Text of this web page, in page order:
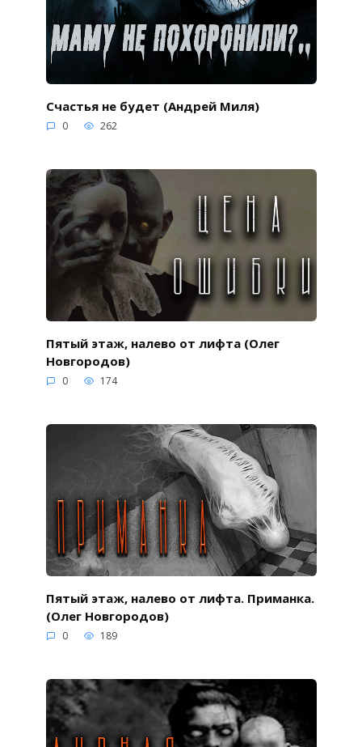
Счастья не будет (Андрей Миля)
0 262
Пятый этаж, налево от лифта (Олег
Новгородов)
0 174
Пятый этаж, налево от лифта. Приманка.
(Олег Новгородов)
0 189